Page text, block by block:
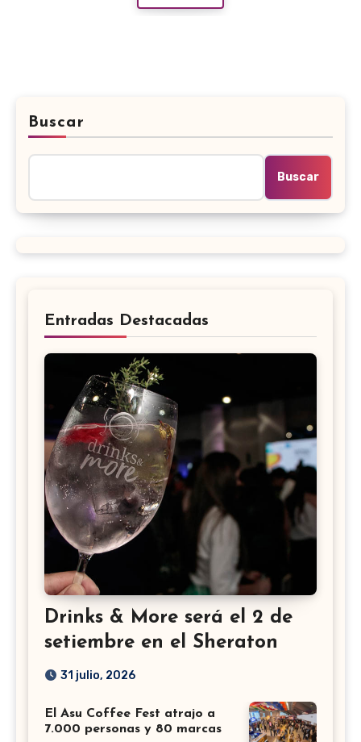
Buscar
Buscar
Entradas Destacadas
Drinks & More será el 2 de
setiembre en el Sheraton
31 julio, 2026
El Asu Coffee Fest atrajo a
7.000 personas y 80 marcas